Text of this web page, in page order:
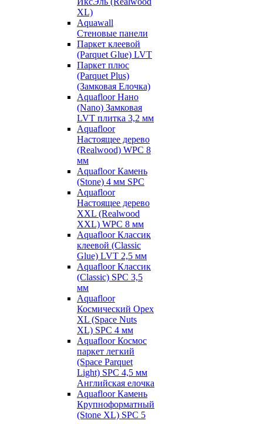
XL)
Aquawall
Стеновые панели
Паркет клеевой
(Parquet Glue) LVT
Паркет плюс
(Parquet Plus)
(Замковая Елочка)
Aquafloor Нано
(Nano) Замковая
LVT плитка 3,2 мм
Aquafloor
Настоящее дерево
(Realwood) WPC 8
мм
Aquafloor Камень
(Stone) 4 мм SPC
Aquafloor
Настоящее дерево
XXL (Realwood
XXL) WPC 8 мм
Aquafloor Классик
клеевой (Classic
Glue) LVT 2,5 мм
Aquafloor Классик
(Classic) SPC 3,5
мм
Aquafloor
Космический Орех
XL (Space Nuts
XL) SPC 4 мм
Aquafloor Космос
паркет легкий
(Space Parquet
Light) SPC 4,5 мм
Английская елочка
Aquafloor Камень
Крупноформатный
(Stone XL) SPC 5